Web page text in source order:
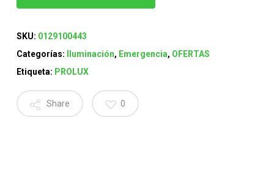
SKU: 0129100443
Categorías: Iluminación, Emergencia, OFERTAS
Etiqueta: PROLUX
Share 0